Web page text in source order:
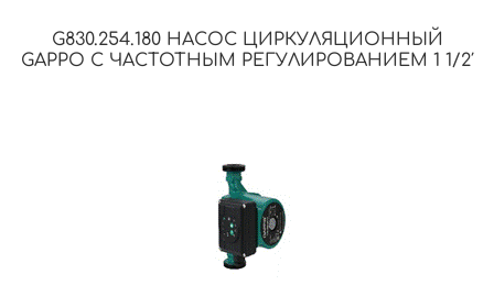
G830.254.180 НАСОС ЦИРКУЛЯЦИОННЫЙ
GAPPO С ЧАСТОТНЫМ РЕГУЛИРОВАНИЕМ 1 1/2′